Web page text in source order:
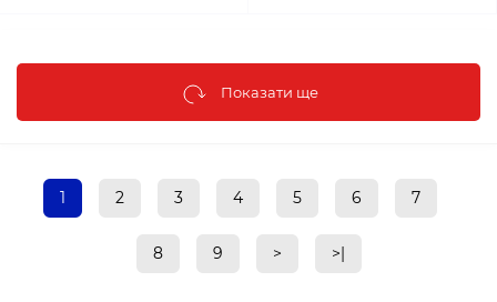
Показати ще
1 2 3 4 5 6 7
8 9 > >|